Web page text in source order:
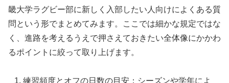
畿大学ラグビー部に新しく入部したい人向けによくある質
問という形でまとめてみます。ここでは細かな規定ではな
く、進路を考えるうえで押さえておきたい全体像にかかわ
るポイントに絞って取り上げます。
練習頻度とオフの日数の目安：シーズンや学年によ